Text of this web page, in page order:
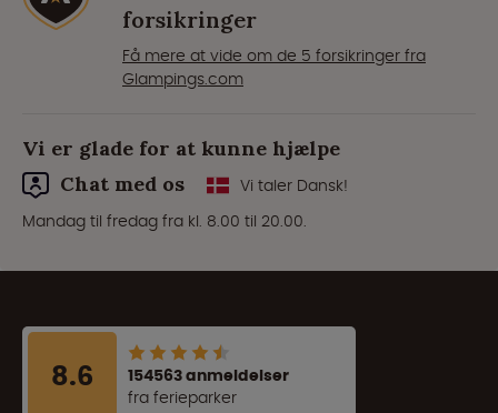
forsikringer
Få mere at vide om de 5 forsikringer fra
Glampings.com
Vi er glade for at kunne hjælpe
Chat med os
Vi taler Dansk!
Mandag til fredag fra kl. 8.00 til 20.00.
8.6
154563 anmeldelser
fra ferieparker